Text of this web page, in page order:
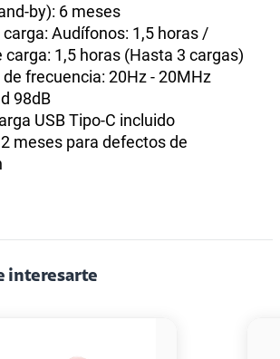
by): 6 meses
Audífonos: 1,5 horas /
carga: 1,5 horas (Hasta 3 cargas)
frecuencia: 20Hz - 20MHz
98dB
USB Tipo-C incluido
meses para defectos de
interesarte